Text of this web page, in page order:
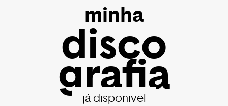
minha
disco
grafia
já disponivel